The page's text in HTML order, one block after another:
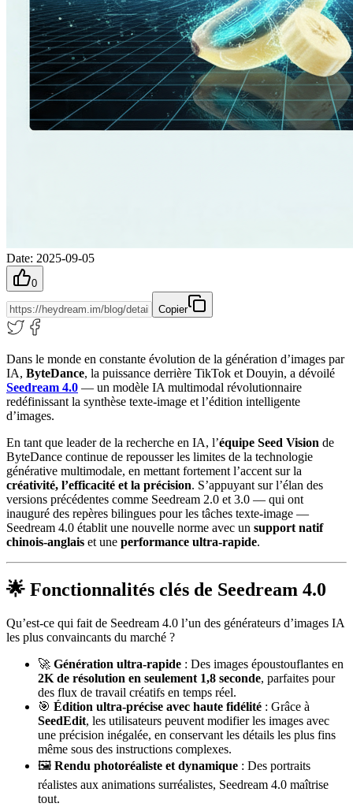
Date: 2025-09-05
0
Copier
Dans le monde en constante évolution de la génération d’images par
IA, ByteDance, la puissance derrière TikTok et Douyin, a dévoilé
Seedream 4.0 — un modèle IA multimodal révolutionnaire
redéfinissant la synthèse texte-image et l’édition intelligente
d’images.
En tant que leader de la recherche en IA, l’équipe Seed Vision de
ByteDance continue de repousser les limites de la technologie
générative multimodale, en mettant fortement l’accent sur la
créativité, l’efficacité et la précision. S’appuyant sur l’élan des
versions précédentes comme Seedream 2.0 et 3.0 — qui ont
inauguré des repères bilingues pour les tâches texte-image —
Seedream 4.0 établit une nouvelle norme avec un support natif
chinois-anglais et une performance ultra-rapide.
🌟 Fonctionnalités clés de Seedream 4.0
Qu’est-ce qui fait de Seedream 4.0 l’un des générateurs d’images IA
les plus convaincants du marché ?
🚀 Génération ultra-rapide : Des images époustouflantes en
2K de résolution en seulement 1,8 seconde, parfaites pour
des flux de travail créatifs en temps réel.
🎯 Édition ultra-précise avec haute fidélité : Grâce à
SeedEdit, les utilisateurs peuvent modifier les images avec
une précision inégalée, en conservant les détails les plus fins
même sous des instructions complexes.
🖼️ Rendu photoréaliste et dynamique : Des portraits
réalistes aux animations surréalistes, Seedream 4.0 maîtrise
tout.